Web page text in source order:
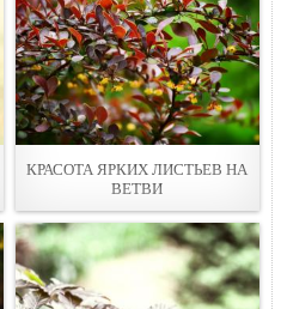
КРАСОТА ЯРКИХ ЛИСТЬЕВ НА
ВЕТВИ